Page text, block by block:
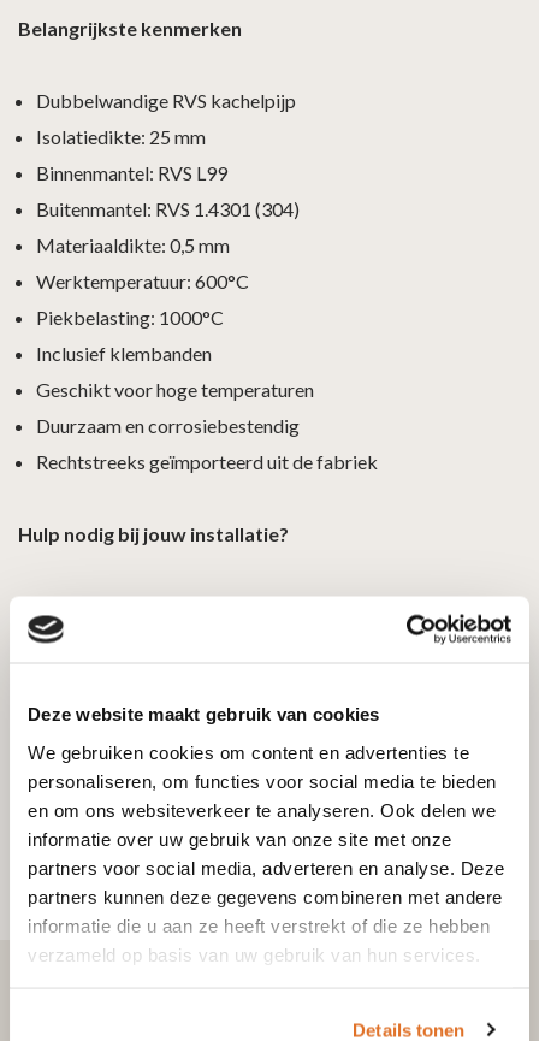
Deze website maakt gebruik van cookies
We gebruiken cookies om content en advertenties te
personaliseren, om functies voor social media te bieden
en om ons websiteverkeer te analyseren. Ook delen we
informatie over uw gebruik van onze site met onze
partners voor social media, adverteren en analyse. Deze
partners kunnen deze gegevens combineren met andere
informatie die u aan ze heeft verstrekt of die ze hebben
verzameld op basis van uw gebruik van hun services.
Details tonen
Belangrijkste kenmerken
Dubbelwandige RVS kachelpijp
Isolatiedikte: 25 mm
Binnenmantel: RVS L99
Buitenmantel: RVS 1.4301 (304)
Materiaaldikte: 0,5 mm
Werktemperatuur: 600°C
Piekbelasting: 1000°C
Inclusief klembanden
Geschikt voor hoge temperaturen
Duurzaam en corrosiebestendig
Rechtstreeks geïmporteerd uit de fabriek
Hulp nodig bij jouw installatie?
op voor persoonlijk advies bij het samenstellen van jouw